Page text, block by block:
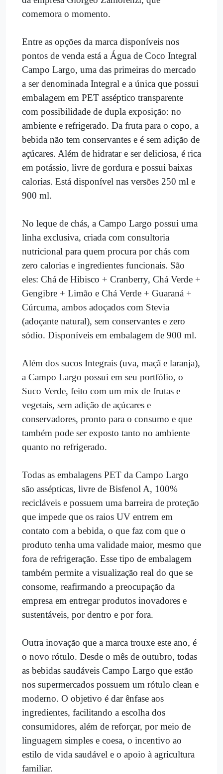
comemora o momento.
Entre as opções da marca disponíveis nos
pontos de venda está a Água de Coco Integral
Campo Largo, uma das primeiras do mercado
a ser denominada Integral e a única que possui
embalagem em PET asséptico transparente
com possibilidade de dupla exposição: no
ambiente e refrigerado. Da fruta para o copo, a
bebida não tem conservantes e é sem adição de
açúcares. Além de hidratar e ser deliciosa, é rica
em potássio, livre de gordura e possui baixas
calorias. Está disponível nas versões 250 ml e
900 ml.
No leque de chás, a Campo Largo possui uma
linha exclusiva, criada com consultoria
nutricional para quem procura por chás com
zero calorias e ingredientes funcionais. São
eles: Chá de Hibisco + Cranberry, Chá Verde +
Gengibre + Limão e Chá Verde + Guaraná +
Cúrcuma, ambos adoçados com Stevia
(adoçante natural), sem conservantes e zero
sódio. Disponíveis em embalagem de 900 ml.
Além dos sucos Integrais (uva, maçã e laranja),
a Campo Largo possui em seu portfólio, o
Suco Verde, feito com um mix de frutas e
vegetais, sem adição de açúcares e
conservadores, pronto para o consumo e que
também pode ser exposto tanto no ambiente
quanto no refrigerado.
Todas as embalagens PET da Campo Largo
são assépticas, livre de Bisfenol A, 100%
recicláveis e possuem uma barreira de proteção
que impede que os raios UV entrem em
contato com a bebida, o que faz com que o
produto tenha uma validade maior, mesmo que
fora de refrigeração. Esse tipo de embalagem
também permite a visualização real do que se
consome, reafirmando a preocupação da
empresa em entregar produtos inovadores e
sustentáveis, por dentro e por fora.
Outra inovação que a marca trouxe este ano, é
o novo rótulo. Desde o mês de outubro, todas
as bebidas saudáveis Campo Largo que estão
nos supermercados possuem um rótulo clean e
moderno. O objetivo é dar ênfase aos
ingredientes, facilitando a escolha dos
consumidores, além de reforçar, por meio de
linguagem simples e coesa, o incentivo ao
estilo de vida saudável e o apoio à agricultura
familiar.